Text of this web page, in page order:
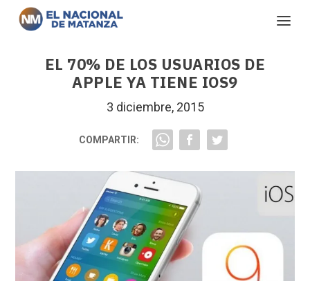
EL 70% DE LOS USUARIOS DE
APPLE YA TIENE IOS9
3 diciembre, 2015
COMPARTIR: